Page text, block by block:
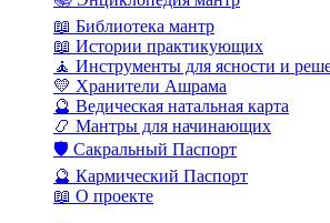
📖 Библиотека мантр
📖 Истории практикующих
🧘 Инструменты для ясности и
💛 Хранители Ашрама
🔮 Ведическая натальная карта
📿 Мантры для начинающих
🛡️ Сакральный Паспорт
🔮 Кармический Паспорт
📖 О проекте